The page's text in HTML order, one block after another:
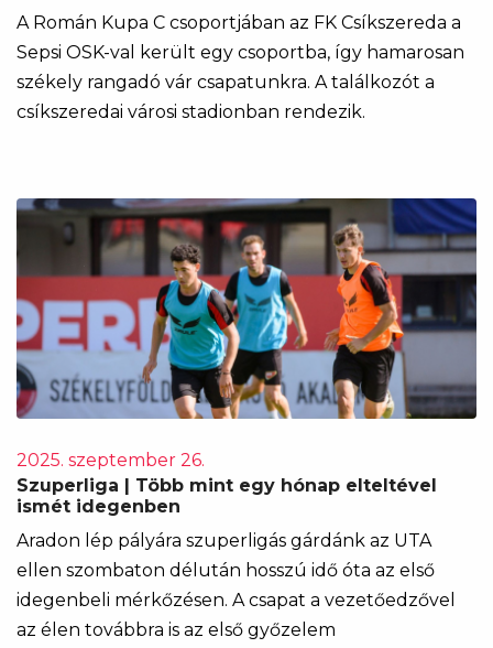
A Román Kupa C csoportjában az FK Csíkszereda a
Sepsi OSK-val került egy csoportba, így hamarosan
székely rangadó vár csapatunkra. A találkozót a
csíkszeredai városi stadionban rendezik.
2025. szeptember 26.
Szuperliga | Több mint egy hónap elteltével
ismét idegenben
Aradon lép pályára szuperligás gárdánk az UTA
ellen szombaton délután hosszú idő óta az első
idegenbeli mérkőzésen. A csapat a vezetőedzővel
az élen továbbra is az első győzelem